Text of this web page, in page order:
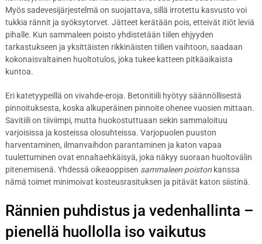
Myös sadevesijärjestelmä on suojattava, sillä irrotettu kasvusto voi
tukkia rännit ja syöksytorvet. Jätteet kerätään pois, etteivät itiöt leviä
pihalle. Kun sammaleen poisto yhdistetään tiilen ehjyyden
tarkastukseen ja yksittäisten rikkinäisten tiilien vaihtoon, saadaan
kokonaisvaltainen huoltotulos, joka tukee katteen pitkäaikaista
kuntoa.
Eri katetyypeillä on vivahde-eroja. Betonitiili hyötyy säännöllisestä
pinnoituksesta, koska alkuperäinen pinnoite ohenee vuosien mittaan.
Savitiili on tiiviimpi, mutta huokostuttuaan sekin sammaloituu
varjoisissa ja kosteissa olosuhteissa. Varjopuolen puuston
harventaminen, ilmanvaihdon parantaminen ja katon vapaa
tuulettuminen ovat ennaltaehkäisyä, joka näkyy suoraan huoltovälin
pitenemisenä. Yhdessä oikeaoppisen sammaleen poistonkanssa
nämä toimet minimoivat kosteusrasituksen ja pitävät katon siistinä.
Rännien puhdistus ja vedenhallinta –
pienellä huollolla iso vaikutus